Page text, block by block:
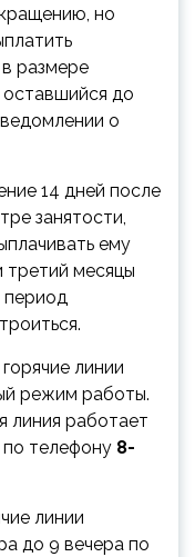
но
размере
оставшийся до
о
14 дней после
занятости,
ему
третий месяцы
период
линии
режим работы.
линия работает
телефону 8-
линии
до 9 вечера по